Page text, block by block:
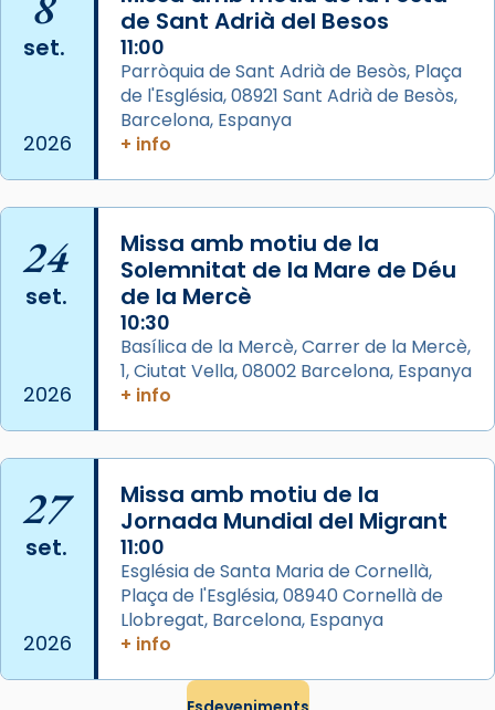
del Sant Pare Lleó XIV a Barcelona, i als
col·laboradors, a la Catedral de Barcelona.
L’arquebisbe de Barcelona, el cardenal Joan
Josep Omella, ha presidit la missa i l’ha
concelebrat el bisbe auxiliar de Barcelona,
Mons. David Abadías.
📸 Dr. G. Simón
Photo
View on Facebook · Share
Arquebisbat de Barcelona
2 weeks ago
Memòria de les santes Juliana i
Semproniana, verges i màrtirs.
partir de l’Edat Mitjana sorgeix la tradició
que les santes Juliana (“relatiu a Júlia”) i
Semproniana (“relatiu a Semprònia =
eterna”) són deixebles seves. I l’any 1667, el
frare Joan Gaspar Roig, afirma en una obra
que les santes són filles de l’antiga Iluro.
les aconseguirà el 1772. L’ofici que es canta
set.
2026
de Sant Adrià del Besos
11:00
Parròquia de Sant Adrià de Besòs, Plaça
de l'Església, 08921 Sant Adrià de Besòs,
Barcelona, Espanya
+ info
24
set.
2026
Missa amb motiu de la
Solemnitat de la Mare de Déu
de la Mercè
10:30
Basílica de la Mercè, Carrer de la Mercè,
1, Ciutat Vella, 08002 Barcelona, Espanya
+ info
27
set.
2026
Missa amb motiu de la
Jornada Mundial del Migrant
11:00
Església de Santa Maria de Cornellà,
Plaça de l'Església, 08940 Cornellà de
Llobregat, Barcelona, Espanya
+ info